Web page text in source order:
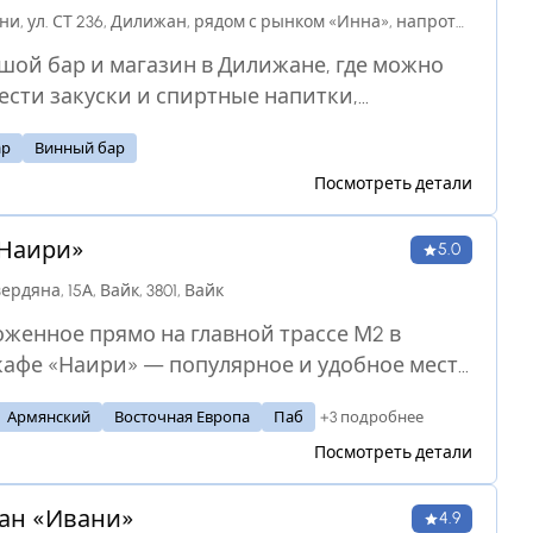
вечер за изысканным ужином. Вы
настроение, а мы позаботимся о том,
наслаждались каждой минутой,
у нас.
Калинини, ул. СТ 236, Дилижан, рядом с рынком «Инна», напротив жилого комплекса «Гринвуд», 3903, Дилижан
бар и магазин в Дилижане, где можно
закуски и спиртные напитки,
пиво, сидр, отличную коллекцию вин и
сыры
Винный бар
Посмотреть детали
5.0
15А, Вайк, 3801, Вайк
прямо на главной трассе М2 в
«Наири» — популярное и удобное место
путешественников, следующих через
Вайоц-Дзор. Здесь предлагается
меню, включающее традиционные
блюда, мясо на гриле и легкие закуски, а
уютная, семейная атмосфера, где
Армянский Восточная Европа Паб +3 подробнее
Посмотреть детали
«Ивани» 4.9